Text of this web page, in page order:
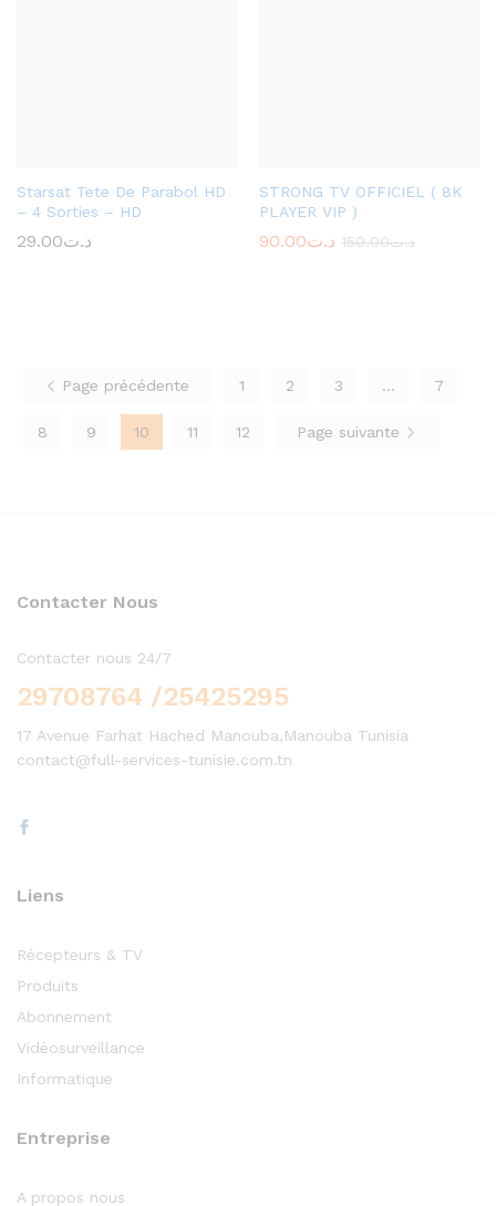
Starsat Tete De Parabol HD
– 4 Sorties – HD
د.ت29.00
STRONG TV OFFICIEL ( 8K
PLAYER VIP )
د.ت90.00 د.ت150.00
Page précédente 1 2 3 … 7
8 9 10 11 12 Page suivante
Contacter Nous
Contacter nous 24/7
29708764 /25425295
17 Avenue Farhat Hached Manouba,Manouba Tunisia
contact@full-services-tunisie.com.tn
Liens
Récepteurs & TV
Produits
Abonnement
Vidéosurveillance
Informatique
Entreprise
A propos nous